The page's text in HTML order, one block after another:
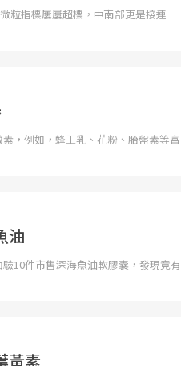
粒指標屢屢超標，中南部更是接連
，例如，蜂王乳、花粉、胎盤素等富
油
10件市售深海魚油軟膠囊，發現竟有
黃素